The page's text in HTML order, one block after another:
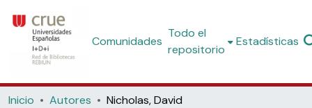
Comunidades
Todo el
repositorio
Estadísticas
Inicio Autores Nicholas, David